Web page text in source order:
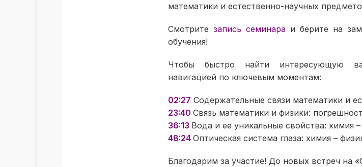
математики и естественно-научных
Смотрите запись семинараи берите на
обучения!
Чтобы быстро найти интересующую
навигацией по ключевым моментам:
02:27 Содержательные связи математики и
23:40 Связь математики и физики:
36:13 Вода и ее уникальные свойства: химия –
48:24 Оптическая система глаза: химия –
Благодарим за участие! До новых встреч на